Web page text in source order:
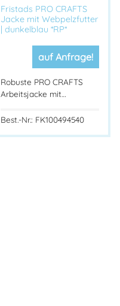
Fristads PRO CRAFTS
Jacke mit Webpelzfutter
| dunkelblau *RP*
auf Anfrage!
Robuste PRO CRAFTS
Arbeitsjacke mit…
Best.-Nr.: FK100494540